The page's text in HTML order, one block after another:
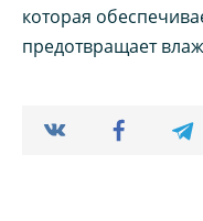
которая
предотвращает